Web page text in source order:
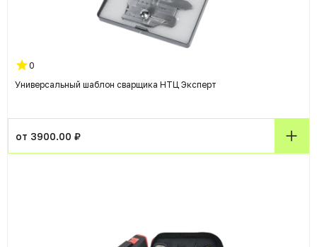
0
Универсальный шаблон сварщика НТЦ Эксперт
от 3900.00 ₽